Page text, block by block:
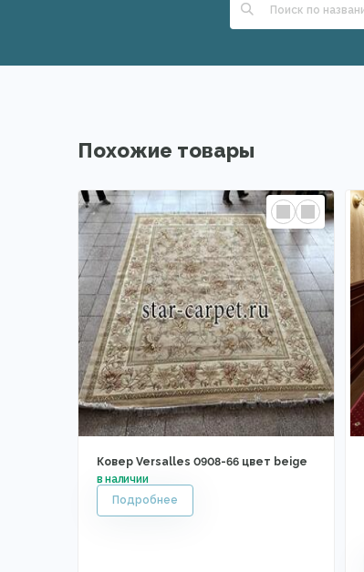
Похожие товары
Ковер Versalles 0908-66 цвет beige